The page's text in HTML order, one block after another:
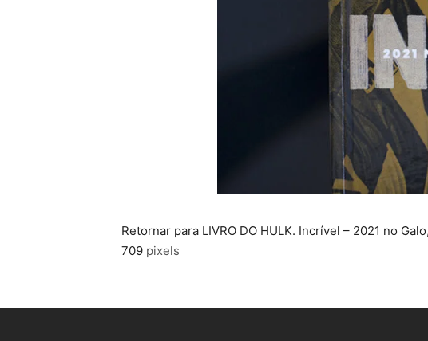
Retornar para LIVRO DO HULK. Incrível – 2021 no
709 pixels